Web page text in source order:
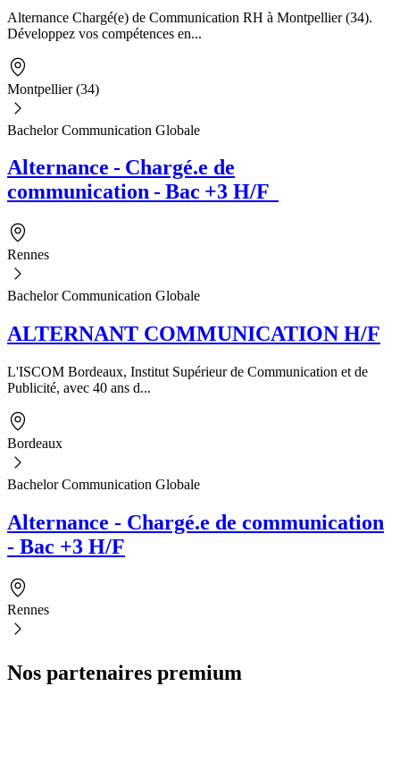
Alternance Chargé(e) de Communication RH à Montpellier (34).
Développez vos compétences en...
Montpellier (34)
Bachelor Communication Globale
Alternance - Chargé.e de
communication - Bac +3 H/F
Rennes
Bachelor Communication Globale
ALTERNANT COMMUNICATION H/F
L'ISCOM Bordeaux, Institut Supérieur de Communication et de
Publicité, avec 40 ans d...
Bordeaux
Bachelor Communication Globale
Alternance - Chargé.e de communication
- Bac +3 H/F
Rennes
Nos partenaires premium